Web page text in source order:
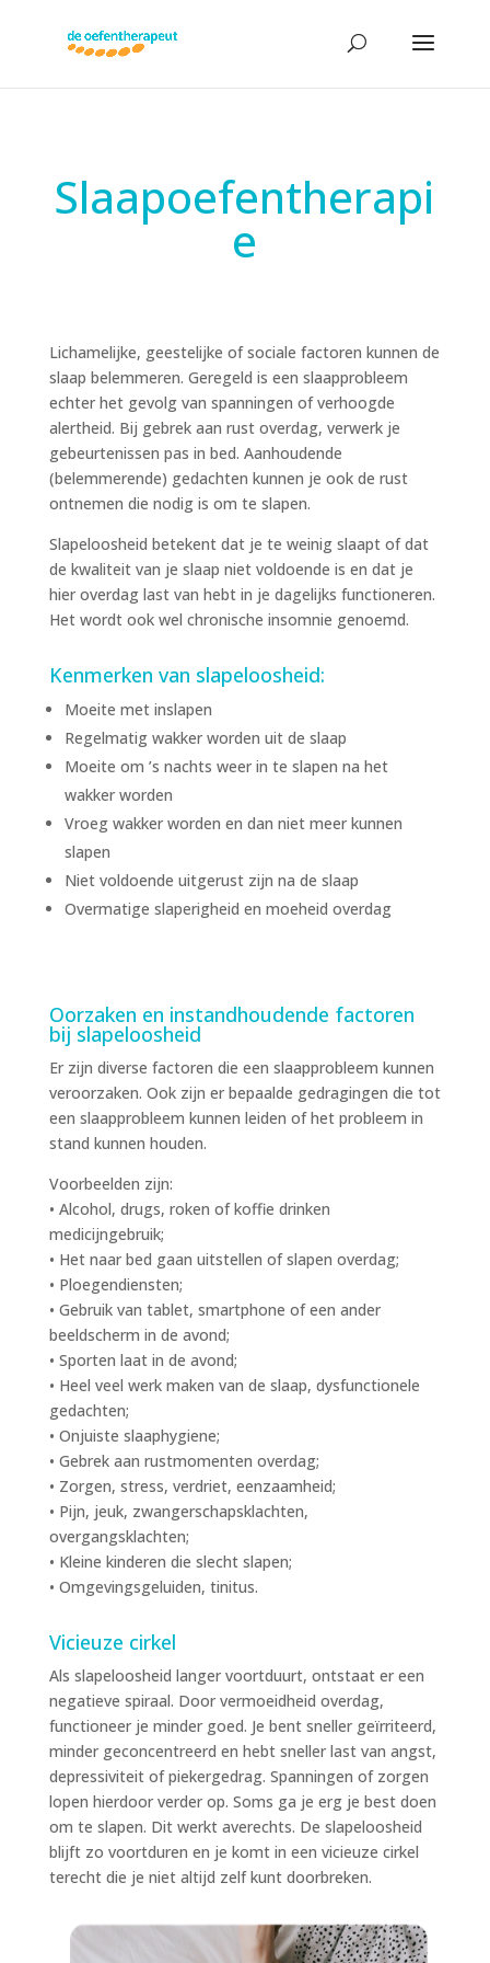
Slaapoefentherapi
e
Lichamelijke, geestelijke of sociale factoren kunnen de
slaap belemmeren. Geregeld is een slaapprobleem
echter het gevolg van spanningen of verhoogde
alertheid. Bij gebrek aan rust overdag, verwerk je
gebeurtenissen pas in bed. Aanhoudende
(belemmerende) gedachten kunnen je ook de rust
ontnemen die nodig is om te slapen.
Slapeloosheid betekent dat je te weinig slaapt of dat
de kwaliteit van je slaap niet voldoende is en dat je
hier overdag last van hebt in je dagelijks functioneren.
Het wordt ook wel chronische insomnie genoemd.
Kenmerken van slapeloosheid:
Moeite met inslapen
Regelmatig wakker worden uit de slaap
Moeite om ’s nachts weer in te slapen na het
wakker worden
Vroeg wakker worden en dan niet meer kunnen
slapen
Niet voldoende uitgerust zijn na de slaap
Overmatige slaperigheid en moeheid overdag
Oorzaken en instandhoudende factoren
bij slapeloosheid
Er zijn diverse factoren die een slaapprobleem kunnen
veroorzaken. Ook zijn er bepaalde gedragingen die tot
een slaapprobleem kunnen leiden of het probleem in
stand kunnen houden.
Voorbeelden zijn:
• Alcohol, drugs, roken of koffie drinken
medicijngebruik;
• Het naar bed gaan uitstellen of slapen overdag;
• Ploegendiensten;
• Gebruik van tablet, smartphone of een ander
beeldscherm in de avond;
• Sporten laat in de avond;
• Heel veel werk maken van de slaap, dysfunctionele
gedachten;
• Onjuiste slaaphygiene;
• Gebrek aan rustmomenten overdag;
• Zorgen, stress, verdriet, eenzaamheid;
• Pijn, jeuk, zwangerschapsklachten,
overgangsklachten;
• Kleine kinderen die slecht slapen;
• Omgevingsgeluiden, tinitus.
Vicieuze cirkel
Als slapeloosheid langer voortduurt, ontstaat er een
negatieve spiraal. Door vermoeidheid overdag,
functioneer je minder goed. Je bent sneller geïrriteerd,
minder geconcentreerd en hebt sneller last van angst,
depressiviteit of piekergedrag. Spanningen of zorgen
lopen hierdoor verder op. Soms ga je erg je best doen
om te slapen. Dit werkt averechts. De slapeloosheid
blijft zo voortduren en je komt in een vicieuze cirkel
terecht die je niet altijd zelf kunt doorbreken.